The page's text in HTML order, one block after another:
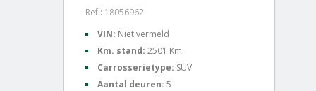
Ref.: 18056962
VIN: Niet vermeld
Km. stand: 2501 Km
Carrosserietype: SUV
Aantal deuren: 5